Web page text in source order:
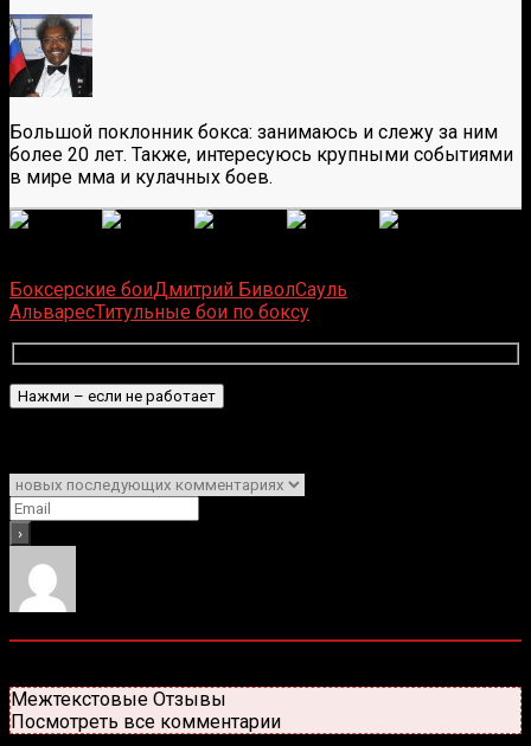
Большой поклонник бокса: занимаюсь и слежу за ним
более 20 лет. Также, интересуюсь крупными событиями
в мире мма и кулачных боев.
Боксерские боиДмитрий БиволСауль
АльваресТитульные бои по боксу
Межтекстовые Отзывы
Посмотреть все комментарии